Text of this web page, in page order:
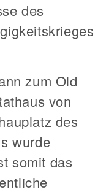
des
zum Old
von
des
wurde
somit das